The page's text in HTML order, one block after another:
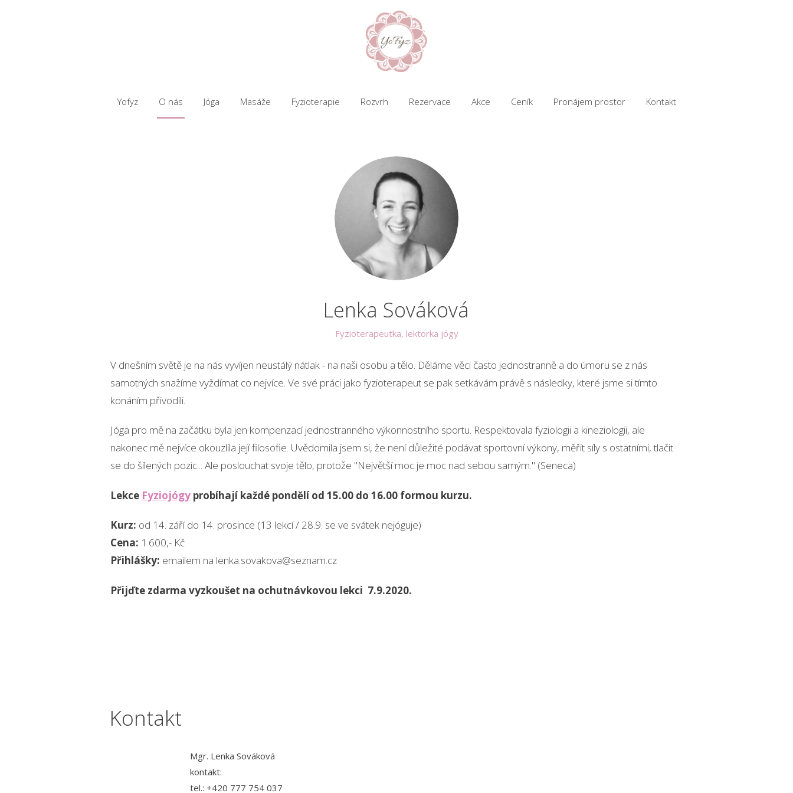
Yofyz O nás Jóga Masáže Fyzioterapie Rozvrh Rezervace Akce Ceník Pronájem prostor Kontakt
Lenka Sováková
Fyzioterapeutka, lektorka jógy
V dnešním světě je na nás vyvíjen neustálý nátlak - na naši osobu a tělo. Děláme věci často jednostranně a do úmoru se z nás
samotných snažíme vyždímat co nejvíce. Ve své práci jako fyzioterapeut se pak setkávám právě s následky, které jsme si tímto
konáním přivodili.
Jóga pro mě na začátku byla jen kompenzací jednostranného výkonnostního sportu. Respektovala fyziologii a kineziologii, ale
nakonec mě nejvíce okouzlila její filosofie. Uvědomila jsem si, že není důležité podávat sportovní výkony, měřit síly s ostatními, tlačit
se do šílených pozic... Ale poslouchat svoje tělo, protože "Největší moc je moc nad sebou samým." (Seneca)
Lekce Fyziojógy probíhají každé pondělí od 15.00 do 16.00 formou kurzu.
Kurz: od 14. září do 14. prosince (13 lekcí / 28.9. se ve svátek nejóguje)
Cena: 1.600,- Kč
Přihlášky: emailem na lenka.sovakova@seznam.cz
Přijďte zdarma vyzkoušet na ochutnávkovou lekci 7.9.2020.
Kontakt
Mgr. Lenka Sováková
kontakt:
tel.: +420 777 754 037